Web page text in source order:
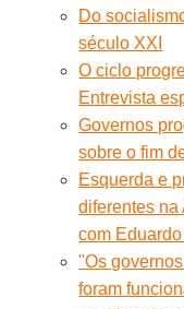
Do
século XXI
O ciclo
Entrevista
Governos
sobre o fim
Esquerda e
diferentes na
com
"Os
foram